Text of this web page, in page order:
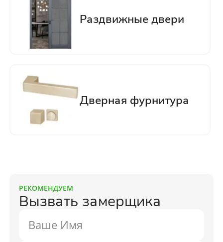
РЕКОМЕНДУЕМ
Вызвать замерщика